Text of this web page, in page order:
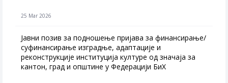
25 Mar 2026
Јавни позив за подношење пријава за финансирање/
суфинансирање изградње, адаптације и
реконструкције институција културе од значаја за
кантон, град и општине у Федерацији БиХ